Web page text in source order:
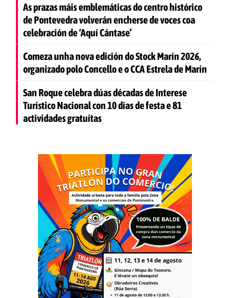
As prazas máis emblemáticas do centro histórico
de Pontevedra volverán encherse de voces coa
celebración de ‘Aquí Cántase’
Comeza unha nova edición do Stock Marín 2026,
organizado polo Concello e o CCA Estrela de Marín
San Roque celebra dúas décadas de Interese
Turístico Nacional con 10 días de festa e 81
actividades gratuítas